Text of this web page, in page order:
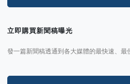
立即購買新聞稿曝光
發一篇新聞稿透通到各大媒體的最快速、最